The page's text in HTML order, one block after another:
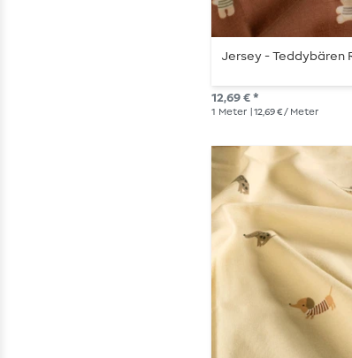
Jersey - Teddybären
12,69 € *
1 Meter | 12,69 € / Meter